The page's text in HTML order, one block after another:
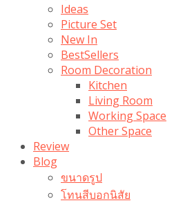
Ideas
Picture Set
New In
BestSellers
Room Decoration
Kitchen
Living Room
Working Space
Other Space
Review
Blog
ขนาดรูป
โทนสีบอกนิสัย